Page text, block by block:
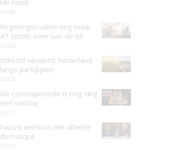
lab komt
04/08
Regeringscoalitie nog maar
47 zetels over van de 66
02/08
Stikstof verdeelt Nederland
langs partijlijnen
02/08
De coronaperiode is nog lang
niet voorbij
28/07
Fauci’s verhoor: het ultieme
demasqué
28/07